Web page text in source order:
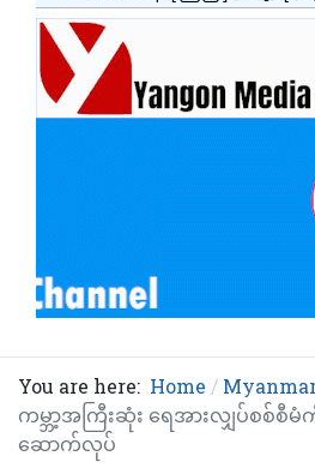
You are here: Home
ကမ္ဘာ့အကြီးဆုံး ရေအားလျှပ်စစ်
ဆောက်လုပ်